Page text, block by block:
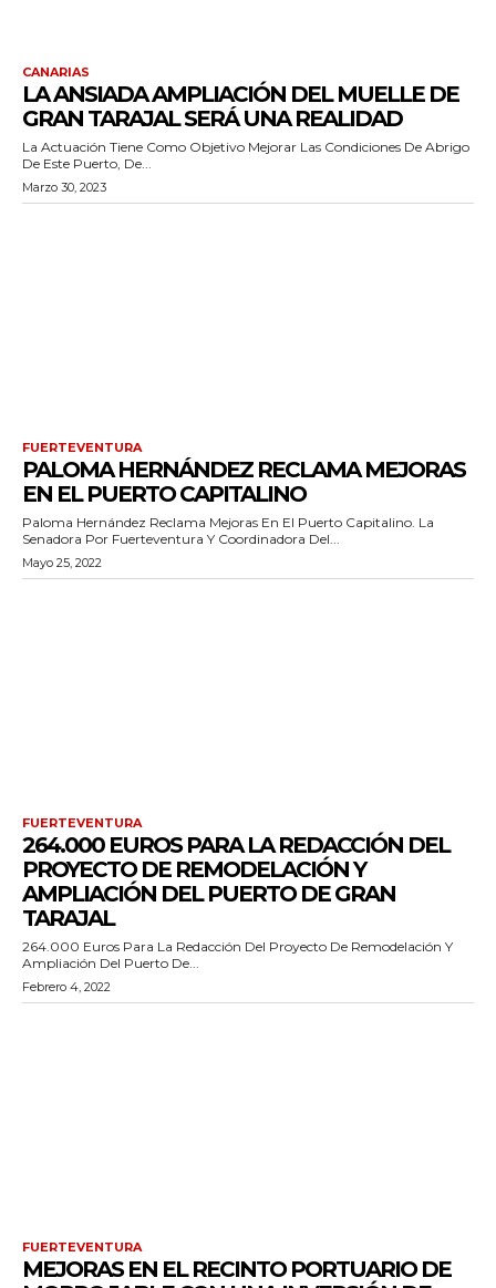
CANARIAS
LA ANSIADA AMPLIACIÓN DEL MUELLE DE
GRAN TARAJAL SERÁ UNA REALIDAD
La Actuación Tiene Como Objetivo Mejorar Las Condiciones De Abrigo
De Este Puerto, De...
Marzo 30, 2023
FUERTEVENTURA
PALOMA HERNÁNDEZ RECLAMA MEJORAS
EN EL PUERTO CAPITALINO
Paloma Hernández Reclama Mejoras En El Puerto Capitalino. La
Senadora Por Fuerteventura Y Coordinadora Del...
Mayo 25, 2022
FUERTEVENTURA
264.000 EUROS PARA LA REDACCIÓN DEL
PROYECTO DE REMODELACIÓN Y
AMPLIACIÓN DEL PUERTO DE GRAN
TARAJAL
264.000 Euros Para La Redacción Del Proyecto De Remodelación Y
Ampliación Del Puerto De...
Febrero 4, 2022
FUERTEVENTURA
MEJORAS EN EL RECINTO PORTUARIO DE